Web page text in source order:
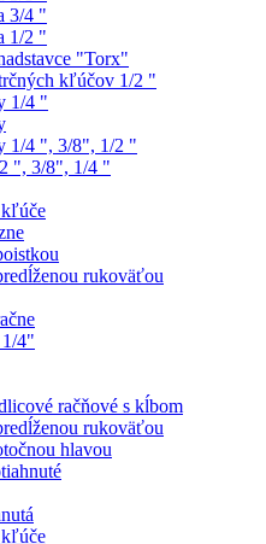
3/4 "
1/2 "
"Torx"
kľúčov 1/2 "
1/4 "
1/4 ", 3/8", 1/2 "
", 3/8", 1/4 "
kľúče
rukoväťou
4"
račňové s kĺbom
rukoväťou
hlavou
kľúče